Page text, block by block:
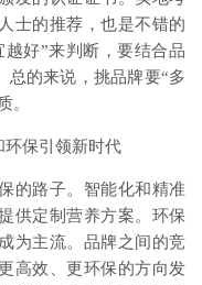
士的推荐，也是不错的
好”来判断，要结合品
总的来说，挑品牌要“多
。
保引领新时代
的路子。智能化和精准
供定制营养方案。环保
为主流。品牌之间的竞
高效、更环保的方向发